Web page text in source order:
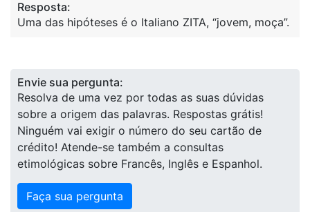
Resposta:
Uma das hipóteses é o Italiano ZITA, “jovem, moça”.
Envie sua pergunta:
Resolva de uma vez por todas as suas dúvidas
sobre a origem das palavras. Respostas grátis!
Ninguém vai exigir o número do seu cartão de
crédito! Atende-se também a consultas
etimológicas sobre Francês, Inglês e Espanhol.
Faça sua pergunta